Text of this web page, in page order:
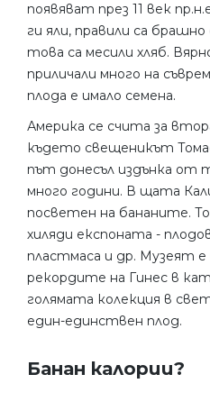
появяват през 11 век
ги яли, правили са
това са месили хляб.
приличали много на
плода е имало семена.
Америка се счита за
където свещеникът
път донесъл издънка от
много години. В щата
посветен на бананите.
хиляди експоната -
пластмаса и др. Музеят
рекордите на Гинес в
голямата колекция в
един-единствен плод.
Банан калории?